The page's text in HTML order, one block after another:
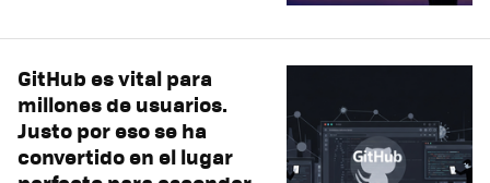
GitHub es vital para
millones de usuarios.
Justo por eso se ha
convertido en el lugar